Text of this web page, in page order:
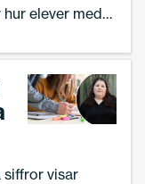
elever med
siffror visar